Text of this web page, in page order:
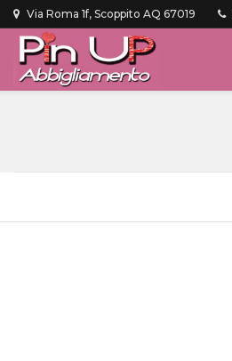
Via Roma 1f, Scoppito AQ 67019